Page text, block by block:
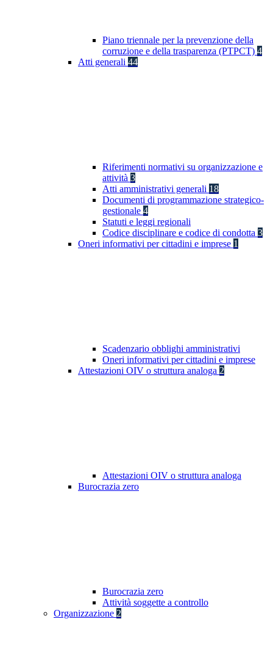
Piano triennale per la prevenzione della
corruzione e della trasparenza (PTPCT) 4
Atti generali 44
Riferimenti normativi su organizzazione e
attività 3
Atti amministrativi generali 18
Documenti di programmazione strategico-
gestionale 4
Statuti e leggi regionali
Codice disciplinare e codice di condotta 3
Oneri informativi per cittadini e imprese 1
Scadenzario obblighi amministrativi
Oneri informativi per cittadini e imprese
Attestazioni OIV o struttura analoga 2
Attestazioni OIV o struttura analoga
Burocrazia zero
Burocrazia zero
Attività soggette a controllo
Organizzazione 2